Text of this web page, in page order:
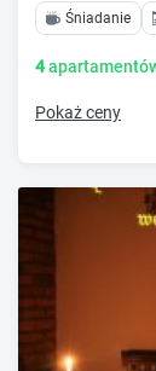
Śniadanie
4
Pokaż ceny